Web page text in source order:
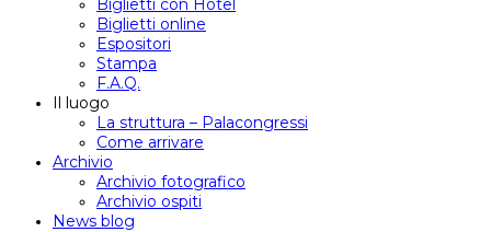
Biglietti con Hotel
Biglietti online
Espositori
Stampa
F.A.Q.
Il luogo
La struttura – Palacongressi
Come arrivare
Archivio
Archivio fotografico
Archivio ospiti
News blog